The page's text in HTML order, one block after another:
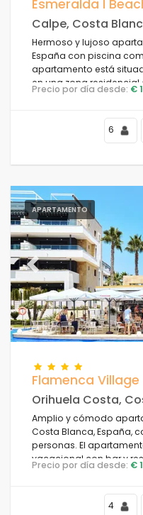
Esmeralda I
Calpe, Costa
Hermoso y lujoso
España con piscina
apartamento está
en una zona
y bares, tiendas y
Precio por día desde: €
6
APARTAMENTO
Previous
Flamenca Village
Orihuela Costa,
Amplio y cómodo
Costa Blanca, España,
personas. El
vacacional con bar y
residencial cercana a la
Precio por día desde: €
4